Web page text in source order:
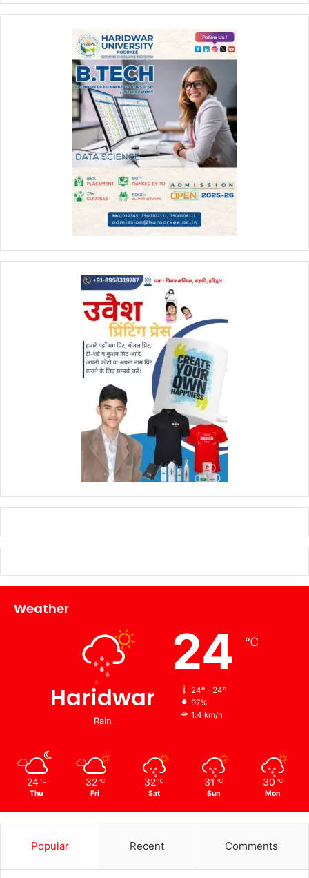
Weather
Haridwar
Rain
24 ℃
24º - 24º
97%
1.4 km/h
24 ℃
Thu
32 ℃
Fri
32 ℃
Sat
31 ℃
Sun
30 ℃
Mon
Popular Recent Comments